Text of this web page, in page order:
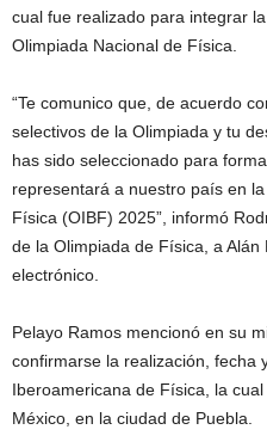
cual fue realizado para integrar
Olimpiada Nacional de Física.
“Te comunico que, de acuerdo
selectivos de la Olimpiada y tu
has sido seleccionado para
representará a nuestro país en
Física (OIBF) 2025”, informó
de la Olimpiada de Física, a
electrónico.
Pelayo Ramos mencionó en su
confirmarse la realización, fecha
Iberoamericana de Física, la
México, en la ciudad de Puebla.